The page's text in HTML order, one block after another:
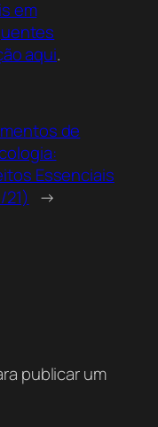
em
aqui.
de
Essenciais
21)
→
publicar um